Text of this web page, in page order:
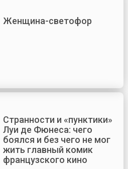
Женщина-светофор
Странности и «пунктики»
Луи де Фюнеса: чего
боялся и без чего не мог
жить главный комик
французского кино